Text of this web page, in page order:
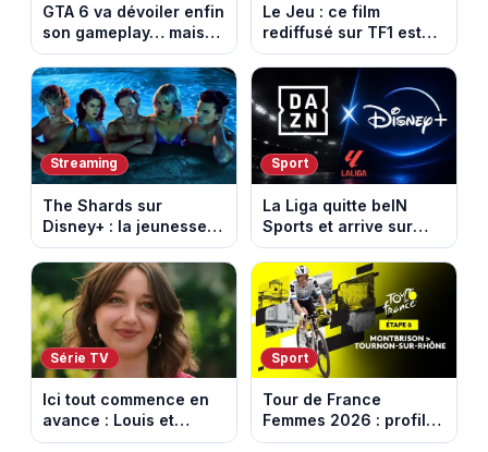
GTA 6 va dévoiler enfin
son gameplay… mais
d’abord sur Netflix
Le Jeu : ce film
rediffusé sur TF1 est
adapté d’un succès
italien devenu un
phénomène mondial
Streaming
The Shards sur
Disney+ : la jeunesse
dorée de Los Angeles
face à un tueur dans
les années 80
Sport
La Liga quitte beIN
Sports et arrive sur
DAZN et Disney+ en
France
Série TV
Ici tout commence en
avance : Louis et
Jasmine enfin en
Sport
Tour de France
Femmes 2026 : profil
et horaires de la 6e